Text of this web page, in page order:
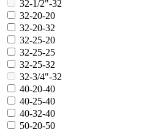
32-1/2"-32
32-20-20
32-20-32
32-25-20
32-25-25
32-25-32
32-3/4"-32
40-20-40
40-25-40
40-32-40
50-20-50